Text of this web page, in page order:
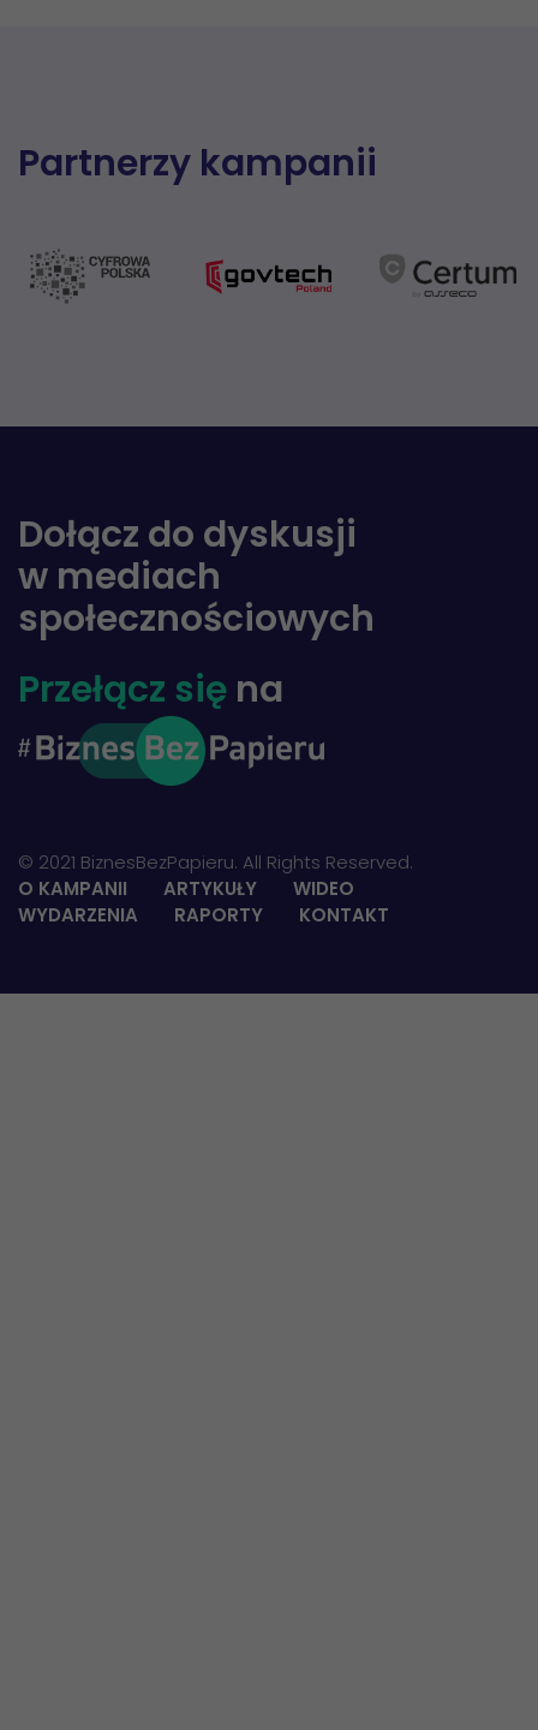
Partnerzy kampanii
Dołącz do dyskusji
w mediach
społecznościowych
Przełącz się na
© 2021 BiznesBezPapieru. All Rights Reserved.
O KAMPANII
ARTYKUŁY
WIDEO
WYDARZENIA
RAPORTY KONTAKT